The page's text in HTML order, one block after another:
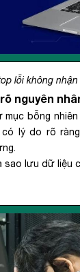
lỗi không
nguyên
mục bỗng
lý do rõ
sao lưu dữ